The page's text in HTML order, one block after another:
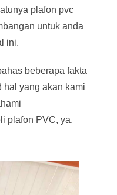
plafon pvc
untuk anda
ini.
beberapa fakta
hal yang akan kami
plafon PVC, ya.